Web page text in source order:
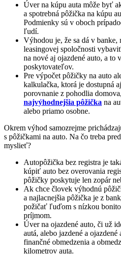
Úver na kúpu auta môže byť
a spotrebná pôžička na kúpu
Podmienky sú v oboch
ľudí.
Výhodou je, že sa dá v banke,
leasingovej spoločnosti
na nové aj ojazdené auto, a to
poskytovateľov.
Pre výpočet pôžičky na auto
kalkulačka, ktorá je dostupná
porovnanie z pohodlia
najvýhodnejšia pôžička na
alebo priamo osobne.
Okrem výhod samozrejme
s pôžičkami na auto. Na čo treba
myslieť?
Autopôžička bez registra je
kúpiť auto bez overovania
pôžičky poskytuje len zopár
Ak chce človek výhodnú
a najlacnejšia pôžička je z
požičať ľuďom s nízkou
príjmom.
Úver na ojazdené auto, či už
autá, alebo jazdené a
finančné obmedzenia a
kilometrov auta.